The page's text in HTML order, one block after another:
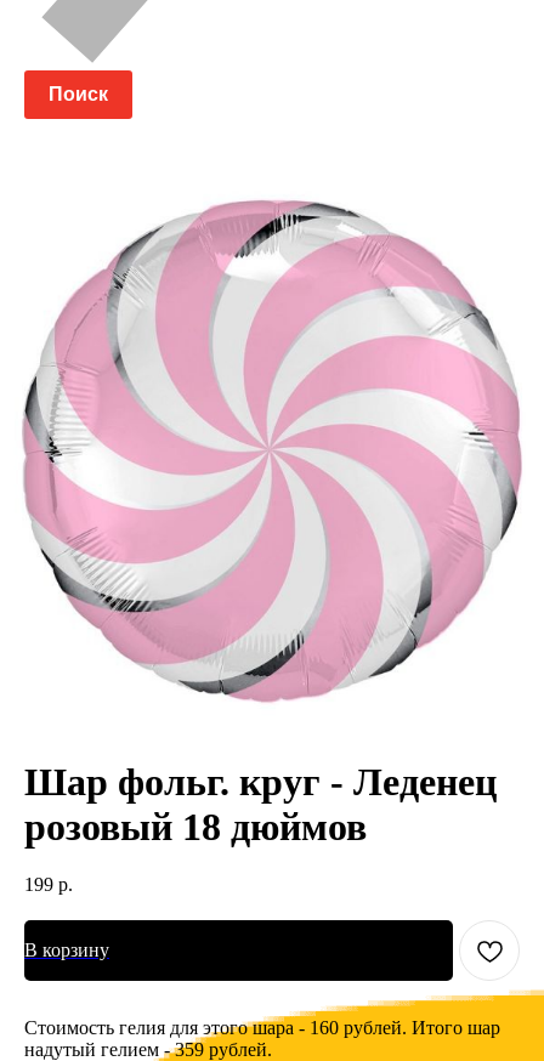
Поиск
Шар фольг. круг - Леденец
розовый 18 дюймов
199 р.
В корзину
Стоимость гелия для этого шара - 160 рублей. Итого шар
надутый гелием - 359 рублей.